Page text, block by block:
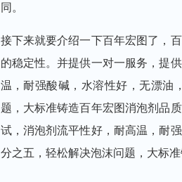
同。
接下来就要介绍一下百年宏图了，
的稳定性。并提供一对一服务，提
温，耐强酸碱，水溶性好，无漂油
题，大标准铸造百年宏图消泡剂品
试，消泡剂流平性好，耐高温，耐
分之五，轻松解决泡沫问题，大标准